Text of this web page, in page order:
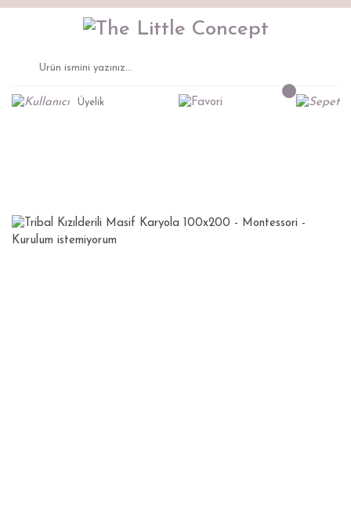
Üyelik